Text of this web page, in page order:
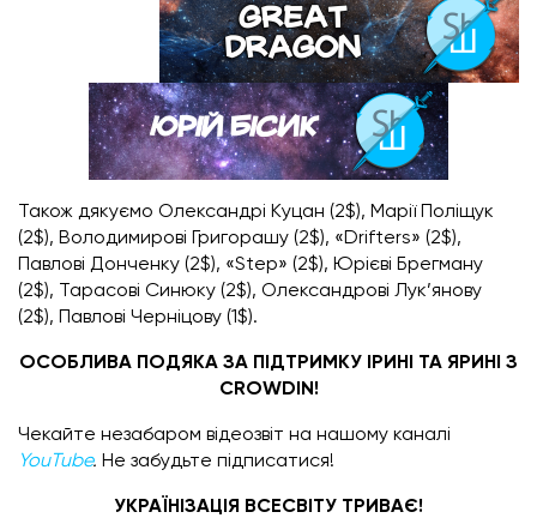
Також дякуємо Олександрі Куцан (2$), Марії Поліщук
(2$), Володимирові Григорашу (2$), «Drifters» (2$),
Павлові Донченку (2$), «Step» (2$), Юрієві Брегману
(2$), Тарасові Синюку (2$), Олександрові Лук’янову
(2$), Павлові Черніцову (1$).
ОСОБЛИВА ПОДЯКА ЗА ПІДТРИМКУ ІРИНІ ТА ЯРИНІ З
CROWDIN!
Чекайте незабаром відеозвіт на нашому каналі
YouTube. Не забудьте підписатися!
УКРАЇНІЗАЦІЯ ВСЕСВІТУ ТРИВАЄ!